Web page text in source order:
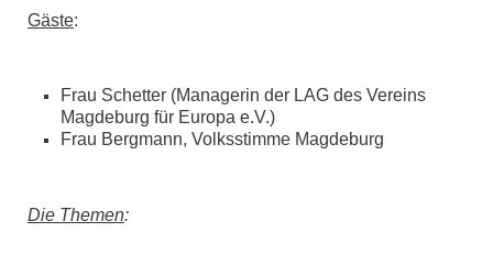
Gäste:
Frau Schetter (Managerin der LAG des Vereins
Magdeburg für Europa e.V.)
Frau Bergmann, Volksstimme Magdeburg
Die Themen: